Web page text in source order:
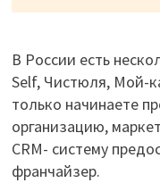
В России есть
Self, Чистюля, Мой-
только начинаете
организацию,
CRM- систему
франчайзер.